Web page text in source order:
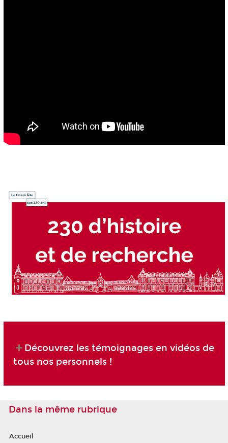
Découvrez les témoignages en vidéos de
tous nos personnels !
Dans la même rubrique
Accueil